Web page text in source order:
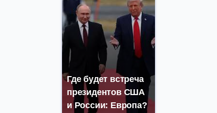
Где будет встреча
президентов США
и России: Европа?